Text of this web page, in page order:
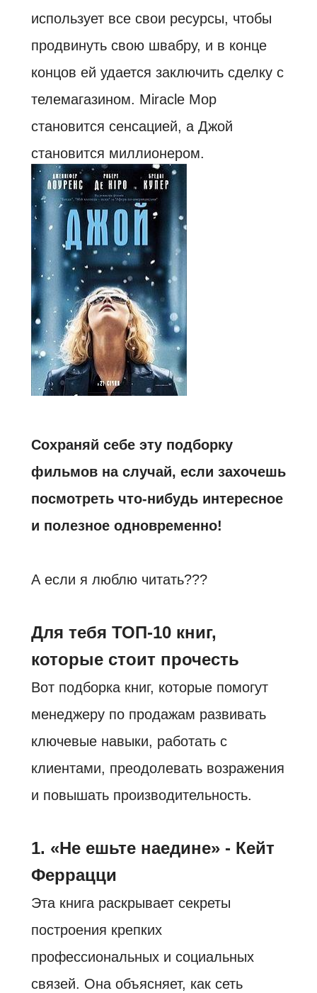
использует все свои ресурсы, чтобы
продвинуть свою швабру, и в конце
концов ей удается заключить сделку с
телемагазином. Miracle Mop
становится сенсацией, а Джой
становится миллионером.
Сохраняй себе эту подборку
фильмов на случай, если захочешь
посмотреть что-нибудь интересное
и полезное одновременно!
А если я люблю читать???
Для тебя ТОП-10 книг,
которые стоит прочесть
Вот подборка книг, которые помогут
менеджеру по продажам развивать
ключевые навыки, работать с
клиентами, преодолевать возражения
и повышать производительность.
1. «Не ешьте наедине» - Кейт
Феррацци
Эта книга раскрывает секреты
построения крепких
профессиональных и социальных
связей. Она объясняет, как сеть